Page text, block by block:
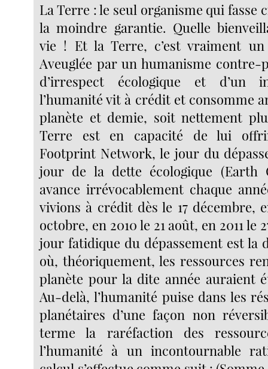
La Terre : le seul organisme qui fasse
la moindre garantie. Quelle
vie ! Et la Terre, c’est vraiment
Aveuglée par un humanisme
d’irrespect écologique et d’un
l’humanité vit à crédit et consomme
planète et demie, soit nettement
Terre est en capacité de lui
Footprint Network, le jour du
jour de la dette écologique (Earth
avance irrévocablement chaque
vivions à crédit dès le 17 décembre,
octobre, en 2010 le 21 août, en 2011 le
jour fatidique du dépassement est la
où, théoriquement, les ressources
planète pour la dite année auraient
Au-delà, l’humanité puise dans les
planétaires d’une façon non
terme la raréfaction des
l’humanité à un incontournable